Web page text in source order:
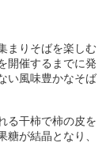
りそばを楽しむ
開催するまでに発
い風味豊かなそば
る干柿で柿の皮を
が結晶となり、